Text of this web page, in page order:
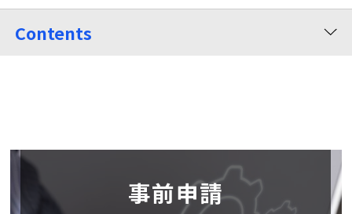
Contents
事前申請